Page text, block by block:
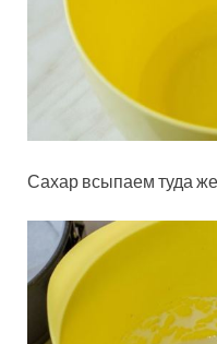
Сахар всыпаем туда